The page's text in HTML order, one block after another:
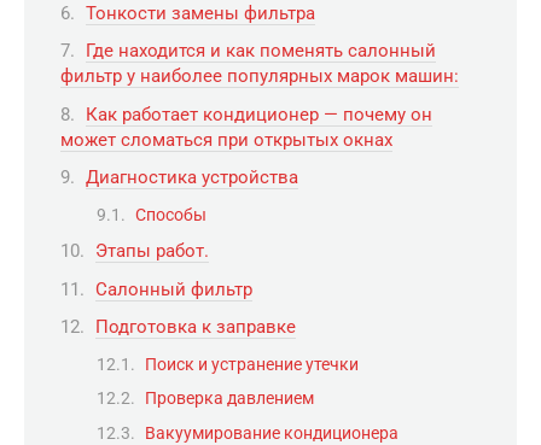
Тонкости замены фильтра
Где находится и как поменять салонный
фильтр у наиболее популярных марок машин:
Как работает кондиционер — почему он
может сломаться при открытых окнах
Диагностика устройства
Способы
Этапы работ.
Салонный фильтр
Подготовка к заправке
Поиск и устранение утечки
Проверка давлением
Вакуумирование кондиционера